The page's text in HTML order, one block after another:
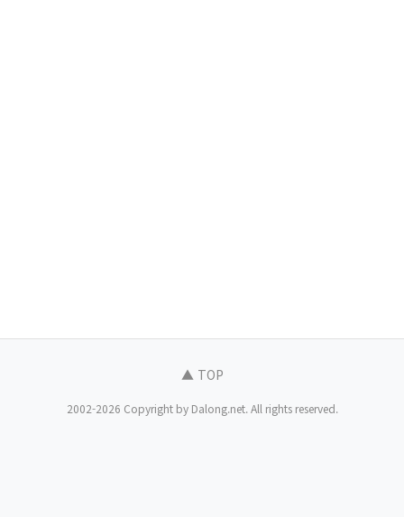
▲ TOP
2002-2026 Copyright by Dalong.net. All rights reserved.